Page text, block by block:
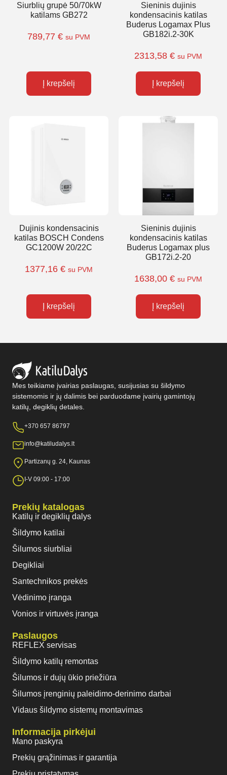
Siurblių grupė 50/70kW
katilams GB272
789,77 € su PVM
Į krepšelį
Sieninis dujinis
kondensacinis katilas
Buderus Logamax Plus
GB182i.2-30K
2313,58 € su PVM
Į krepšelį
Dujinis kondensacinis
katilas BOSCH Condens
GC1200W 20/22C
1377,16 € su PVM
Į krepšelį
Sieninis dujinis
kondensacinis katilas
Buderus Logamax plus
GB172i.2-20
1638,00 € su PVM
Į krepšelį
Mes teikiame įvairias paslaugas, susijusias su šildymo
sistemomis ir jų dalimis bei parduodame įvairių gamintojų
katilų, degiklių detales.
+370 657 86797
info@katiludalys.lt
Partizanų g. 24, Kaunas
I-V 09:00 - 17:00
Prekių katalogas
Katilų ir degiklių dalys
Šildymo katilai
Šilumos siurbliai
Degikliai
Santechnikos prekės
Vėdinimo įranga
Vonios ir virtuvės įranga
Paslaugos
REFLEX servisas
Šildymo katilų remontas
Šilumos ir dujų ūkio priežiūra
Šilumos įrenginių paleidimo-derinimo darbai
Vidaus šildymo sistemų montavimas
Informacija pirkėjui
Mano paskyra
Prekių grąžinimas ir garantija